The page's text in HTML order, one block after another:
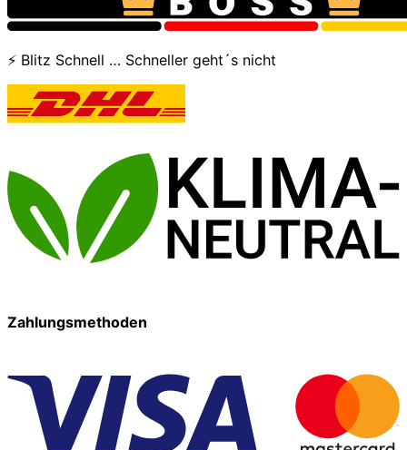
⚡ Blitz Schnell … Schneller geht´s nicht
Zahlungsmethoden